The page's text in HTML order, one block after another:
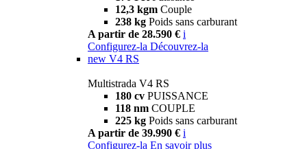
12,3 kgm Couple
238 kg Poids sans carburant
A partir de 28.590 € i
Configurez-la Découvrez-la
new V4 RS
Multistrada V4 RS
180 cv PUISSANCE
118 nm COUPLE
225 kg Poids sans carburant
A partir de 39.990 € i
Configurez-la En savoir plus